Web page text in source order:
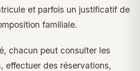
et parfois un justificatif de
familiale.
chacun peut consulter les
effectuer des réservations,